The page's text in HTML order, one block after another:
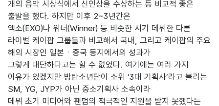
개의 음악 시상식에서 신인상을 수상하는 등 비교적 좋은
출발을 했다. 하지만 이후 2~3년간은
엑소(EXO)나 위너(Winner) 등 비슷한 시기 데뷔한 다른
라이벌 케이팝 그룹들과 비교해서 국내, 그리고 케이팝의 주요
해외 시장인 일본ㆍ중국 등지에서의 성과가
그렇게 대단하다고는 할 수 없었다. 여기에는 여러 가지
이유가 있겠지만 방탄소년단이 소위 ‘3대 기획사’라고 불리는
SM, YG, JYP가 아닌 중소기획사 소속이라
데뷔 초기 미디어와 팬덤의 적극적인 지원을 받지 못했다는